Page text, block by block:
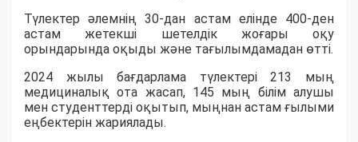
Түлектер әлемнің 30-дан астам елінде 400-ден
астам жетекші шетелдік жоғары оқу
орындарында оқыды және тағылымдамадан өтті.
2024 жылы бағдарлама түлектері 213 мың
медициналық ота жасап, 145 мың білім алушы
мен студенттерді оқытып, мыңнан астам ғылыми
еңбектерін жариялады.